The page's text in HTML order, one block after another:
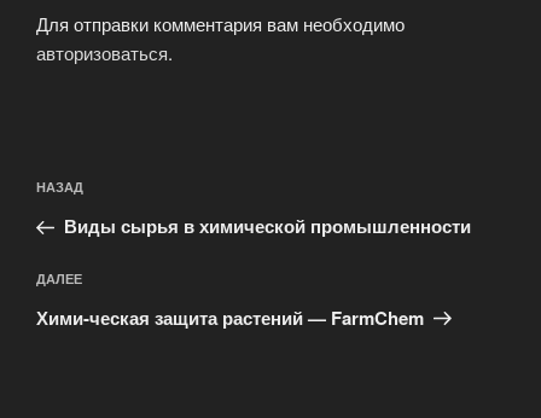
Для отправки комментария вам необходимо
авторизоваться.
по
записям
Предыдущая
запись:
НАЗАД
Виды сырья в химической промышленности
Следующая
запись
ДАЛЕЕ
Хими-ческая защита растений — FarmChem